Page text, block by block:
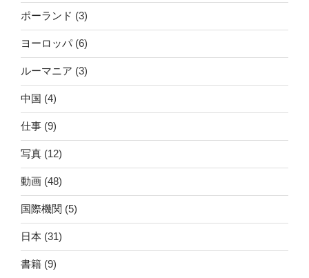
ポーランド (3)
ヨーロッパ(6)
ルーマニア (3)
中国 (4)
仕事 (9)
写真 (12)
動画 (48)
国際機関 (5)
日本 (31)
書籍 (9)